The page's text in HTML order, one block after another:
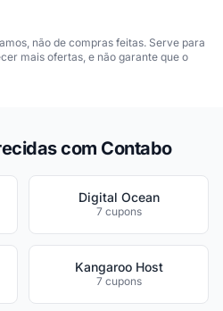
não de compras feitas. Serve para
mais ofertas, e não garante que o
com Contabo
Digital Ocean
7 cupons
Kangaroo Host
7 cupons